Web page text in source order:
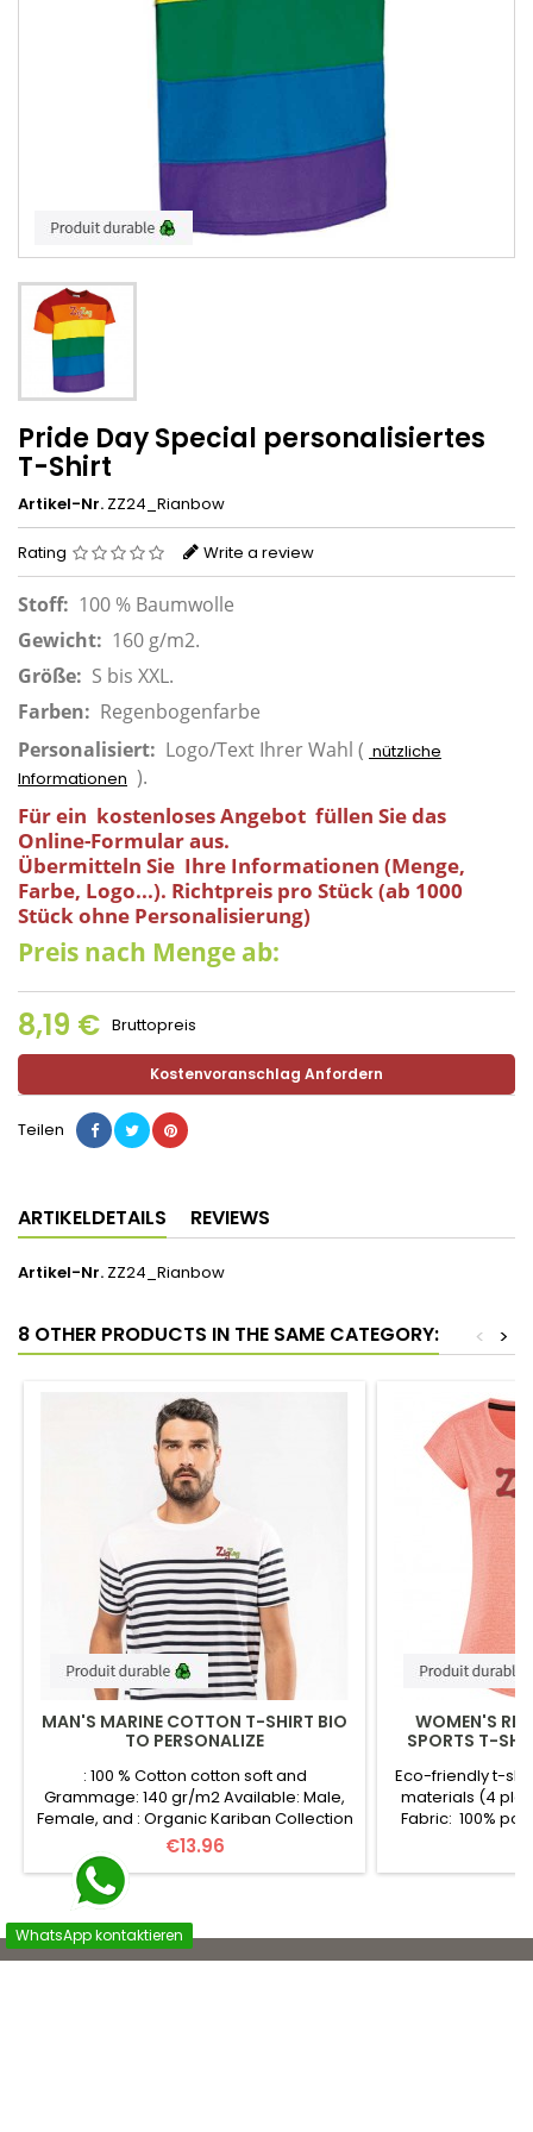
Pride Day Special personalisiertes
T-Shirt
Artikel-Nr. ZZ24_Rianbow
Rating Write a review
Stoff: 100 % Baumwolle
Gewicht: 160 g/m2.
Größe: S bis XXL.
Farben: Regenbogenfarbe
Personalisiert: Logo/Text Ihrer Wahl ( nützliche
Informationen ).
Für ein kostenloses Angebot füllen Sie das
Online-Formular aus.
Übermitteln Sie Ihre Informationen (Menge,
Farbe, Logo...). Richtpreis pro Stück (ab 1000
Stück ohne Personalisierung)
Preis nach Menge ab:
8,19 € Bruttopreis
Kostenvoranschlag Anfordern
Teilen
ARTIKELDETAILS REVIEWS
Artikel-Nr. ZZ24_Rianbow
8 OTHER PRODUCTS IN THE SAME CATEGORY: >
<
MAN'S MARINE COTTON T-SHIRT BIO
TO PERSONALIZE
: 100 % Cotton cotton soft and
Grammage: 140 gr/m2 Available: Male,
Female, and : Organic Kariban Collection
: S to 3 XL Certificates: Organic cotton:
OSC 100, Oeko-Tex Colors: 2 Custom:
logo/text at choice ( useful information )
For complete the online form. vos
Information (Quantity, Color, Logo ...)
dégressifby quantity from:
Price
€13.96
WOMEN'S
SPORTS T-
Eco-friendly t-
materials (4
Fabric: 100%
Certificates:
WhatsApp kontaktieren